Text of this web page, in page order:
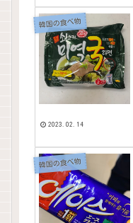
韓国の食べ物
2023.02.14
韓国の食べ物